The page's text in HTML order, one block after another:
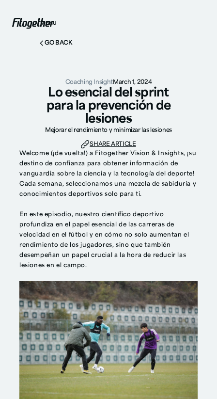
MENU
GO BACK
Coaching InsightMarch 1, 2024
Lo esencial del sprint
para la prevención de
lesiones
Mejorar el rendimiento y minimizar las lesiones
SHARE ARTICLE
Welcome (¡de vuelta!) a Fitogether Vision & Insights, ¡su
destino de confianza para obtener información de
vanguardia sobre la ciencia y la tecnología del deporte!
Cada semana, seleccionamos una mezcla de sabiduría y
conocimientos deportivos solo para ti.
En este episodio, nuestro científico deportivo
profundiza en el papel esencial de las carreras de
velocidad en el fútbol y en cómo no solo aumentan el
rendimiento de los jugadores, sino que también
desempeñan un papel crucial a la hora de reducir las
lesiones en el campo.